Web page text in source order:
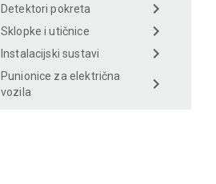
Detektori pokreta
Sklopke i utičnice
Instalacijski sustavi
Punionice za električna
vozila